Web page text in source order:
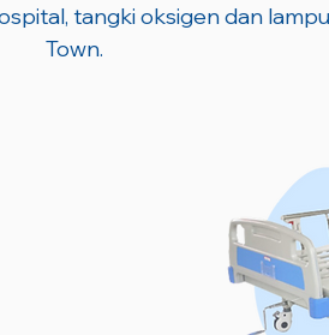
tangki oksigen dan
Town.